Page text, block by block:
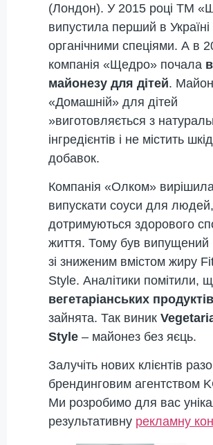
(Лондон). У 2015 році ТМ
випустила перший в Україні
органічними спеціями. А в
компанія «Щедро» почала
майонезу для дітей.
«Домашній» для дітей
»виготовляється з
інгредієнтів і не містить
добавок.
Компанія «Олком» вирішила
випускати соуси для людей,
дотримуються здорового
життя. Тому був випущений
зі зниженим вмістом жиру
Style. Аналітики помітили,
вегетаріанських продуктів
зайнята. Так виник
Style – майонез без яєць.
Залучіть нових клієнтів
брендинговим агентством
Ми розробимо для вас
результативну рекламну